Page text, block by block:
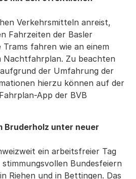
Verkehrsmitteln anreist,
Fahrzeiten der Basler
fahren wie an einem
Nachtfahrplan. Zu beachten
der Umfahrung der
hierzu können auf der
App der BVB
Bruderholz unter neuer
ein arbeitsfreier Tag
Bundesfeiern
Riehen und in Bettingen. Das